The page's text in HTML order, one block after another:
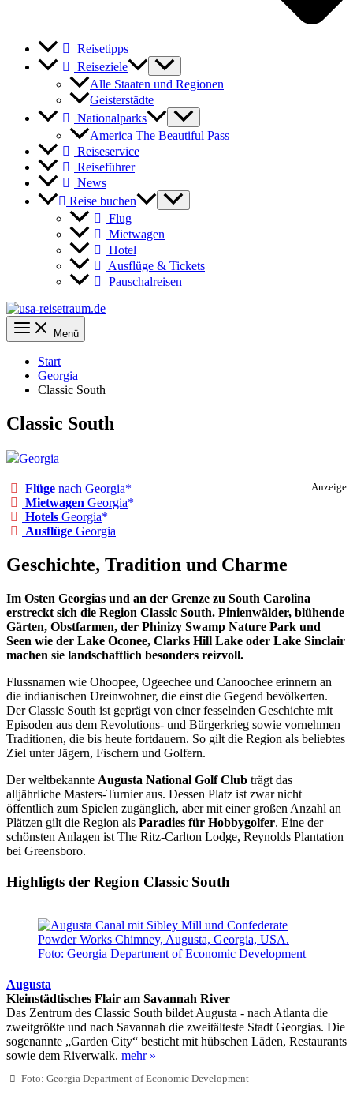
Reisetipps
Reiseziele
Alle Staaten und Regionen
Geisterstädte
Nationalparks
America The Beautiful Pass
Reiseservice
Reiseführer
News
Reise buchen
Flug
Mietwagen
Hotel
Ausflüge & Tickets
Pauschalreisen
Menü
Start
Georgia
Classic South
Classic South
Georgia
Anzeige
Flüge nach Georgia
Mietwagen Georgia
Hotels Georgia
Ausflüge Georgia
Geschichte, Tradition und Charme
Im Osten Georgias und an der Grenze zu South Carolina
erstreckt sich die Region Classic South. Pinienwälder, blühende
Gärten, Obstfarmen, der Phinizy Swamp Nature Park und
Seen wie der Lake Oconee, Clarks Hill Lake oder Lake Sinclair
machen sie landschaftlich besonders reizvoll.
Flussnamen wie Ohoopee, Ogeechee und Canoochee erinnern an
die indianischen Ureinwohner, die einst die Gegend bevölkerten.
Der Classic South ist geprägt von einer fesselnden Geschichte mit
Episoden aus dem Revolutions- und Bürgerkrieg sowie vornehmen
Traditionen, die bis heute fortdauern. So gilt die Region als beliebtes
Ziel unter Jägern, Fischern und Golfern.
Der weltbekannte Augusta National Golf Club trägt das
alljährliche Masters-Turnier aus. Dessen Platz ist zwar nicht
öffentlich zum Spielen zugänglich, aber mit einer großen Anzahl an
Plätzen gilt die Region als Paradies für Hobbygolfer. Eine der
schönsten Anlagen ist The Ritz-Carlton Lodge, Reynolds Plantation
bei Greensboro.
Highligts der Region Classic South
Augusta
Kleinstädtisches Flair am Savannah River
Das Zentrum des Classic South bildet Augusta - nach Atlanta die
zweitgrößte und nach Savannah die zweitälteste Stadt Georgias. Die
sogenannte „Garden City“ besticht mit hübschen Läden, Restaurants
sowie dem Riverwalk. mehr »
Foto: Georgia Department of Economic Development